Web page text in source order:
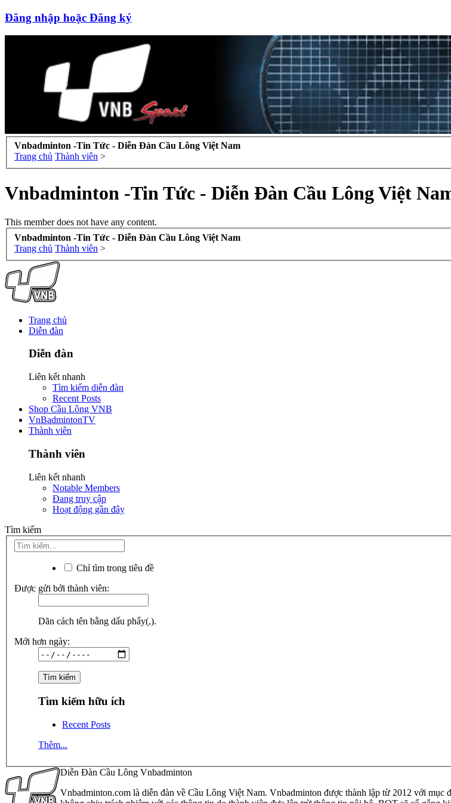
Đăng nhập hoặc Đăng ký
Vnbadminton -Tin Tức - Diễn Đàn Cầu Lông Việt Nam
Trang chủ Thành viên >
Vnbadminton -Tin Tức - Diễn Đàn Cầu Lông Việt
This member does not have any content.
Vnbadminton -Tin Tức - Diễn Đàn Cầu Lông Việt Nam
Trang chủ Thành viên >
Trang chủ
Diễn đàn
Diễn đàn
Liên kết nhanh
Tìm kiếm diễn đàn
Recent Posts
Shop Cầu Lông VNB
VnBadmintonTV
Thành viên
Thành viên
Liên kết nhanh
Notable Members
Đang truy cập
Hoạt động gần đây
Tìm kiếm
Chỉ tìm trong tiêu đề
Được gửi bởi thành viên:
Dãn cách tên bằng dấu phẩy(,).
Mới hơn ngày:
Tìm kiếm hữu ích
Recent Posts
Thêm...
Diễn Đàn Cầu Lông Vnbadminton
Vnbadminton.com là diễn đàn về Cầu Lông Việt Nam. Vnbadminton được thành lập từ 2012 với